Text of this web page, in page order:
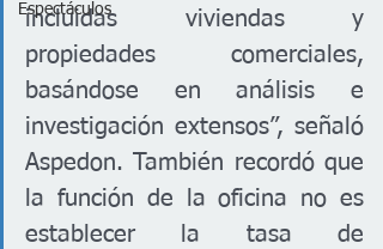
Espectáculos
incluidas viviendas y
propiedades comerciales,
basándose en análisis e
investigación extensos”, señaló
Aspedon. También recordó que
la función de la oficina no es
establecer la tasa de